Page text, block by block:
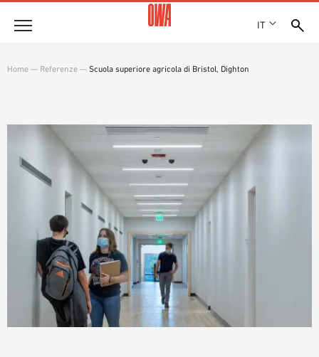
IT
SEDI
SHOWROOM 7TH FLOOR
PANORAMICA PRODOTTI
RICERCA TECNICA
FUNZIONI
CAMPI D’APPLICAZIONE
Referenze
Consulenza tecnica
Assistenza
CAPITOLATI D’APPALTO
DOWNLOAD
DICHIARAZIONE DI PRESTAZIONE (DOP)
Home — Referenze — Scuola superiore agricola di Bristol, Dighton